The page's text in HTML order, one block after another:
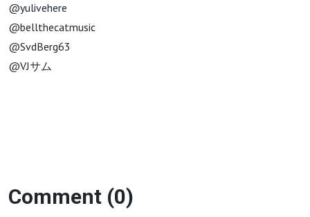
@yulivehere
@bellthecatmusic
@SvdBerg63
@VJサム
Comment (0)